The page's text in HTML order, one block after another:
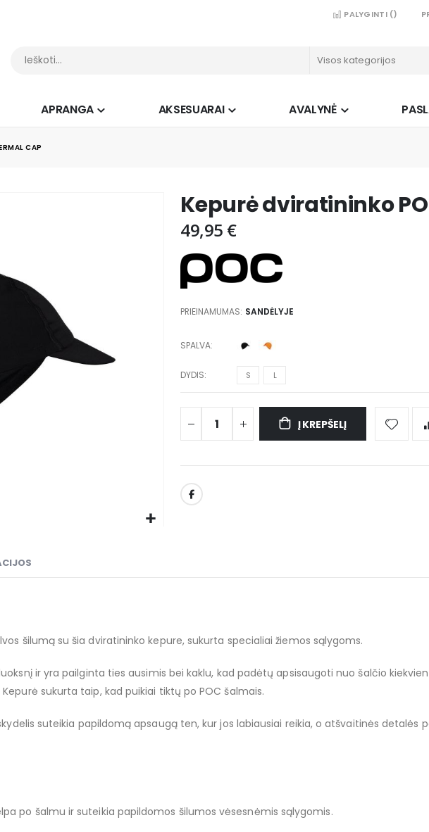
PALYGINTI ()
APRANGA AKSESUARAI AVALYNĖ
CAP
Kepurė dviratininko
49,95 €
PRIEINAMUMAS: SANDĖLYJE
SPALVA
DYDIS S L
Į KREPŠELĮ
šilumą su šia dviratininko kepure, sukurta specialiai žiemos sąlygoms.
ir yra pailginta ties ausimis bei kaklu, kad padėtų apsisaugoti nuo šalčio
sukurta taip, kad puikiai tiktų po POC šalmais.
suteikia papildomą apsaugą ten, kur jos labiausiai reikia, o atšvaitinės
po šalmu ir suteikia papildomos šilumos vėsesnėmis sąlygomis.